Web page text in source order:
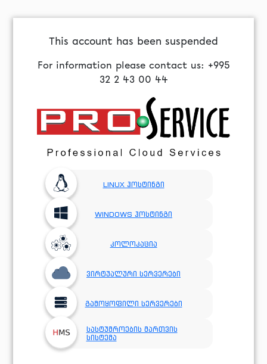
This account has been suspended
For information please contact us: +995
32 2 43 00 44
LINUX ჰოსტინგი
WINDOWS ჰოსტინგი
კოლოკაცია
ვირტუალური სერვერები
გამოყოფილი სერვერები
სასტუმროების მართვის
სისტემა